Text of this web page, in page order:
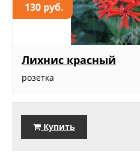
130 руб.
Лихнис красный
розетка
Купить